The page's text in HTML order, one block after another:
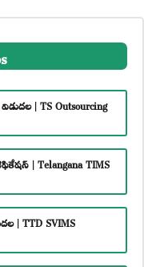
| TS Outsourcing
| Telangana TIMS
| TTD SVIMS